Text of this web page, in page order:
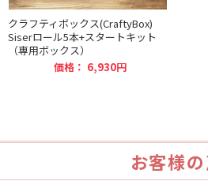
クラフティボックス(CraftyBox)
Siserロール5本+スタートキット
（専用ボックス）
価格： 6,930円
お客様